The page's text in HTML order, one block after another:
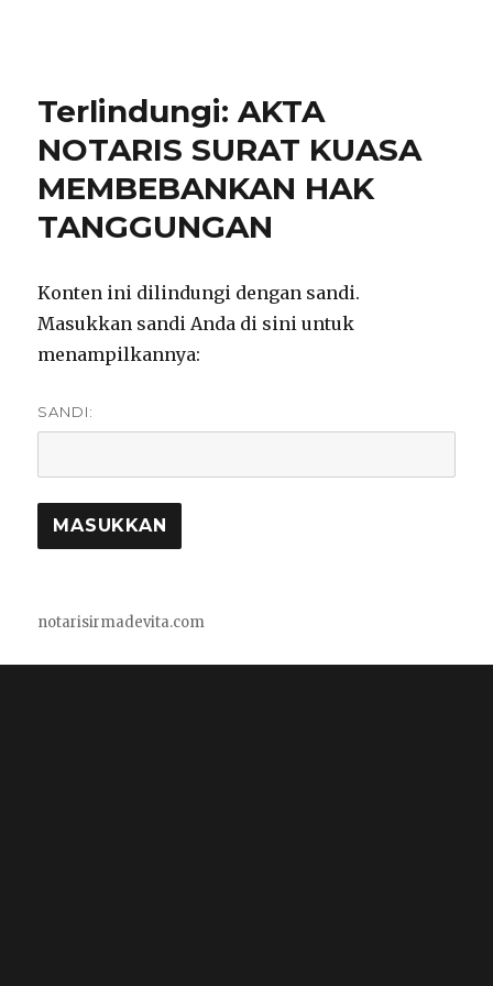
Terlindungi: AKTA
NOTARIS SURAT KUASA
MEMBEBANKAN HAK
TANGGUNGAN
Konten ini dilindungi dengan sandi.
Masukkan sandi Anda di sini untuk
menampilkannya:
SANDI:
notarisirmadevita.com